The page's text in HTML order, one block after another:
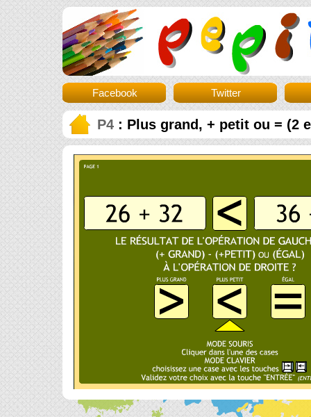
Facebook Twitter
P4 : Plus grand, + petit ou = (2